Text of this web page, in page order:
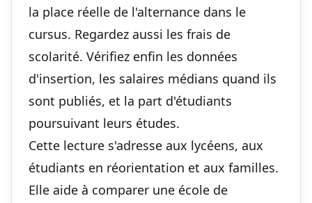
la place réelle de l'alternance dans le
cursus. Regardez aussi les frais de
scolarité. Vérifiez enfin les données
d'insertion, les salaires médians quand ils
sont publiés, et la part d'étudiants
poursuivant leurs études.
Cette lecture s'adresse aux lycéens, aux
étudiants en réorientation et aux familles.
Elle aide à comparer une école de